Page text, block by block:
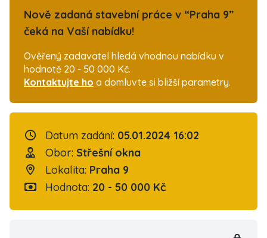
Nově zadaná stavební práce v “Praha 9”
čeká na Vaší nabídku!
Ověřený zadavatel hledá vhodnou nabídku v
hodnotě 20 - 50 000 Kč.
Kontaktujte ho a domluvte si bližší parametry.
Datum zadání: 05.01.2024 16:02
Obor: Střešní okna
Lokalita: Praha 9
Hodnota: 20 - 50 000 Kč